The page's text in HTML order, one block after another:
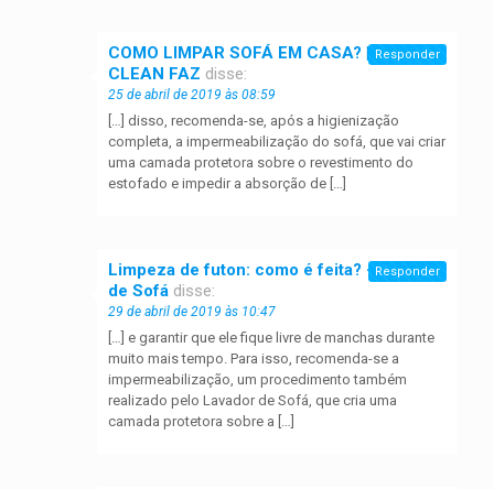
COMO LIMPAR SOFÁ EM CASA? | SOS
CLEAN FAZ disse:
25 de abril de 2019 às 08:59
[…] disso, recomenda-se, após a higienização
completa, a impermeabilização do sofá, que vai criar
uma camada protetora sobre o revestimento do
estofado e impedir a absorção de […]
Responder
Limpeza de futon: como é feita? - Lavador
de Sofá disse:
29 de abril de 2019 às 10:47
[…] e garantir que ele fique livre de manchas durante
muito mais tempo. Para isso, recomenda-se a
impermeabilização, um procedimento também
realizado pelo Lavador de Sofá, que cria uma
camada protetora sobre a […]
Responder